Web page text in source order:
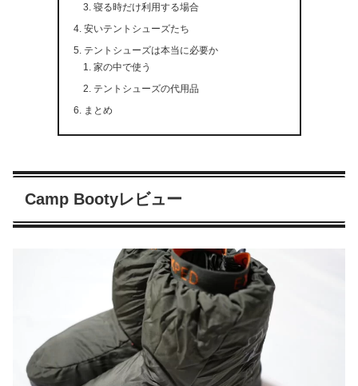
寝る時だけ利用する場合
安いテントシューズたち
テントシューズは本当に必要か
家の中で使う
テントシューズの代用品
まとめ
Camp Bootyレビュー